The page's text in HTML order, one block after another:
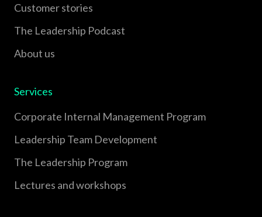
Customer stories
The Leadership Podcast
About us
Services
Corporate Internal Management Program
Leadership Team Development
The Leadership Program
Lectures and workshops